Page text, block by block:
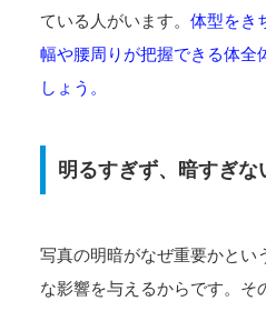
ている人がいます。 体型をき
幅や腰周りが把握できる体全
しょう。
明るすぎず、暗すぎな
写真の明暗がなぜ重要かとい
な影響を与えるからです。そ